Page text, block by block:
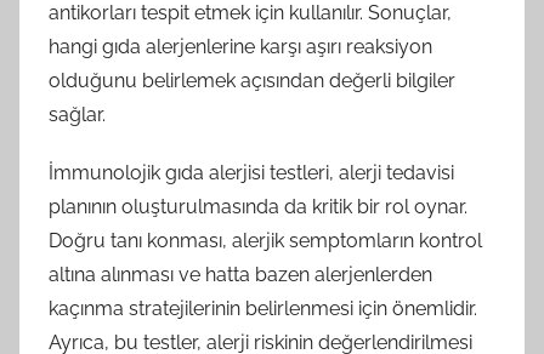
antikorları tespit etmek için kullanılır. Sonuçlar,
hangi gıda alerjenlerine karşı aşırı reaksiyon
olduğunu belirlemek açısından değerli bilgiler
sağlar.
İmmunolojik gıda alerjisi testleri, alerji tedavisi
planının oluşturulmasında da kritik bir rol oynar.
Doğru tanı konması, alerjik semptomların kontrol
altına alınması ve hatta bazen alerjenlerden
kaçınma stratejilerinin belirlenmesi için önemlidir.
Ayrıca, bu testler, alerji riskinin değerlendirilmesi